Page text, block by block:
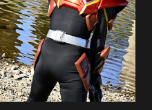
posisinya kita balik, terlihat
atau luas, terus
runcing. Serupa dengan
suatu artikel akan lebih
atau ...